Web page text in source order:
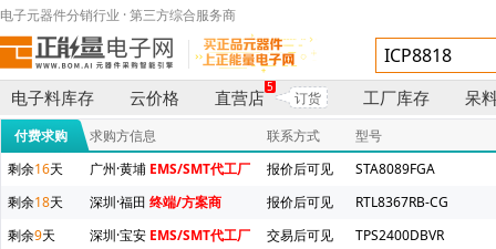
电子元器件分销行业 · 第三方综合服务商
电子料库存 云价格 直营店
5
订货 工厂库存 呆
付费求购 求购方信息 联系方式
型号
剩余16天 广州·黄埔 EMS/SMT代工厂 报价后可见
STA8089FGA
剩余18天 深圳·福田 终端/方案商 报价后可见
RTL8367RB-CG
剩余9天 深圳·宝安 EMS/SMT代工厂 交易后可见
TPS2400DBVR